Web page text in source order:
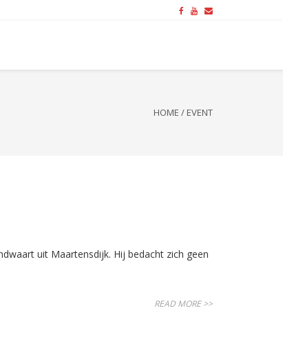
HOME / EVENT
uit Maartensdijk. Hij bedacht zich geen
READ MORE >>